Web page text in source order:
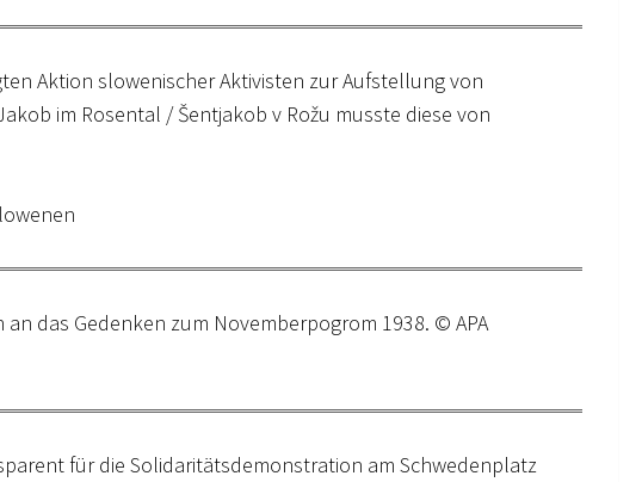
Aktion slowenischer Aktivisten zur Aufstellung von
im Rosental / Šentjakob v Rožu musste diese von
das Gedenken zum Novemberpogrom 1938. © APA
für die Solidaritätsdemonstration am Schwedenplatz